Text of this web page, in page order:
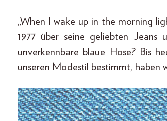
„When I wake up in the morning
1977 über seine geliebten
unverkennbare blaue Hose? Bis
unseren Modestil bestimmt, haben